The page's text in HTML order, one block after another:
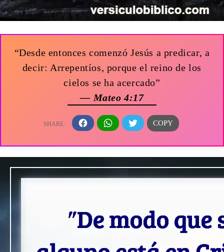
“Desde entonces comenzó Jesús a predicar, a
decir: Arrepentíos, porque el reino de los
cielos se ha acercado”
— Mateo 4:17